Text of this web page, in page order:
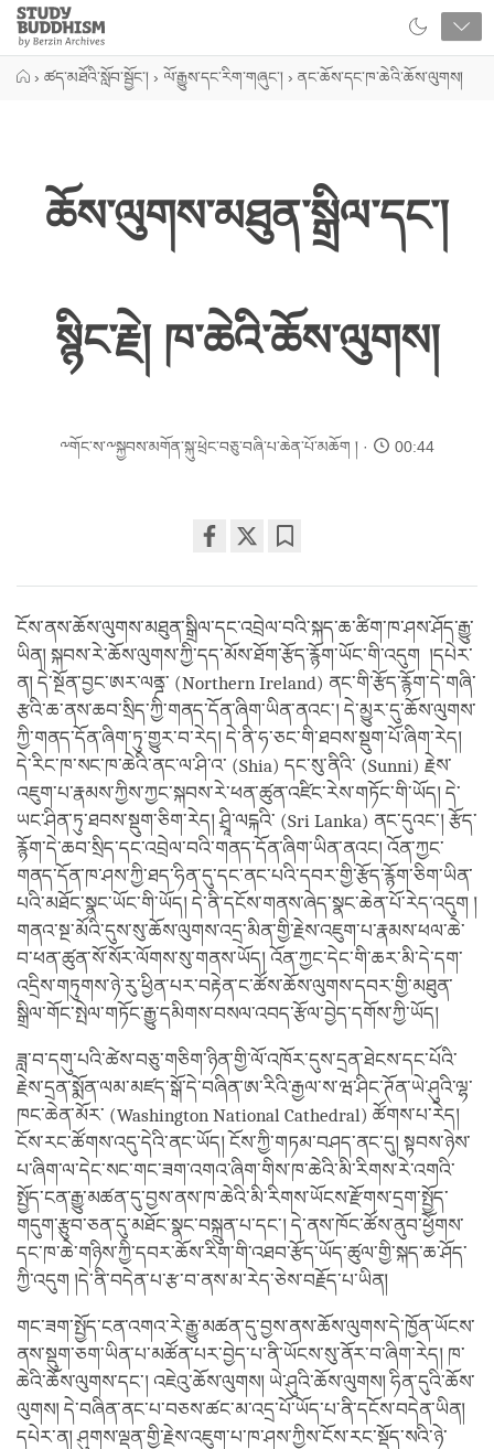
Close
Study
Buddhism
› ཚད་མཐོའི་སློབ་སྦྱོང་། › ལོ་རྒྱུས་དང་རིག་གཞུང་། › ནང་ཆོས་དང་ཁ་ཆེའི་ཆོས་ལུགས།
ཆོས་ལུགས་མཐུན་སྒྲིལ་དང་།
སྙིང་རྗེ། ཁ་ཆེའི་ཆོས་ལུགས།
༸གོང་ས་༸སྐྱབས་མགོན་སྐུ་ཕྲེང་བཅུ་བཞི་པ་ཆེན་པོ་མཆོག ། 00:44
on
facebook
ངོས་ནས་ཆོས་ལུགས་མཐུན་སྒྲིལ་དང་འབྲེལ་བའི་སྐད་ཆ་ཚིག་ཁ་ཤས་ཤོད་རྒྱུ་
ཡིན། སྐབས་རེ་ཆོས་ལུགས་ཀྱི་དད་མོས་ཐོག་རྩོད་རྙོག་ཡོང་གི་འདུག །དཔེར་
ན། དེ་སྔོན་བྱང་ཨར་ལནྜ་ (Northern Ireland) ནང་གི་རྩོད་རྙོག་དེ་གཞི་
རྩའི་ཆ་ནས་ཆབ་སྲིད་ཀྱི་གནད་དོན་ཞིག་ཡིན་ནའང་། དེ་མྱུར་དུ་ཆོས་ལུགས་
ཀྱི་གནད་དོན་ཞིག་ཏུ་གྱུར་བ་རེད། དེ་ནི་ཧ་ཅང་གི་ཐབས་སྡུག་པོ་ཞིག་རེད།
དེ་རིང་ཁ་སང་ཁ་ཆེའི་ནང་ལ་ཤི་འ་ (Shia) དང་སུ་ནིའི་ (Sunni) རྗེས་
འཇུག་པ་རྣམས་ཀྱིས་ཀྱང་སྐབས་རེ་ཕན་ཚུན་འཛིང་རེས་གཏོང་གི་ཡོད། དེ་
ཡང་ཤིན་ཏུ་ཐབས་སྡུག་ཅིག་རེད། ཤྲཱི་ལངྐའི་ (Sri Lanka) ནང་དུའང་། རྩོད་
རྙོག་དེ་ཆབ་སྲིད་དང་འབྲེལ་བའི་གནད་དོན་ཞིག་ཡིན་ནའང། འོན་ཀྱང་
གནད་དོན་ཁ་ཤས་ཀྱི་ཐད་ཧིན་དུ་དང་ནང་པའི་དབར་གྱི་རྩོད་རྙོག་ཅིག་ཡིན་
པའི་མཐོང་སྣང་ཡོང་གི་ཡོད། དེ་ནི་དངོས་གནས་ཞེད་སྣང་ཆེན་པོ་རེད་འདུག །
གནའ་སྔ་མོའི་དུས་སུ་ཆོས་ལུགས་འདྲ་མིན་གྱི་རྗེས་འཇུག་པ་རྣམས་ཕལ་ཆེ་
བ་ཕན་ཚུན་སོ་སོར་ལོགས་སུ་གནས་ཡོད། འོན་ཀྱང་དེང་གི་ཆར་མི་དེ་དག་
འདྲིས་གཏུགས་ཉེ་རུ་ཕྱིན་པར་བརྟེན་ང་ཚོས་ཆོས་ལུགས་དབར་གྱི་མཐུན་
སྒྲིལ་གོང་སྤེལ་གཏོང་རྒྱུ་དམིགས་བསལ་འབད་རྩོལ་བྱེད་དགོས་ཀྱི་ཡོད།
ཟླ་བ་དགུ་པའི་ཚེས་བཅུ་གཅིག་ཉིན་གྱི་ལོ་འཁོར་དུས་དྲན་ཐེངས་དང་པོའི་
རྗེས་དྲན་སྨོན་ལམ་མཛད་སྒོ་དེ་བཞིན་ཨ་རིའི་རྒྱལ་ས་ཝ་ཤིང་ཊོན་ཡེ་ཤུའི་ལྷ་
ཁང་ཆེན་མོར་ (Washington National Cathedral) ཚོགས་པ་རེད།
ངོས་རང་ཚོགས་འདུ་དེའི་ནང་ཡོད། ངོས་ཀྱི་གཏམ་བཤད་ནང་དུ། སྟབས་ཉེས་
པ་ཞིག་ལ་དེང་སང་གང་ཟག་འགའ་ཞིག་གིས་ཁ་ཆེའི་མི་རིགས་རེ་འགའི་
སྤྱོད་ངན་རྒྱུ་མཚན་དུ་བྱས་ནས་ཁ་ཆེའི་མི་རིགས་ཡོངས་རྫོགས་དྲག་སྤྱོད་
གདུག་རྩུབ་ཅན་དུ་མཐོང་སྣང་བསྐྲུན་པ་དང་། དེ་ནས་ཁོང་ཚོས་ནུབ་ཕྱོགས་
དང་ཁ་ཆེ་གཉིས་ཀྱི་དབར་ཆོས་རིག་གི་འཐབ་རྩོད་ཡོད་ཚུལ་གྱི་སྐད་ཆ་ཤོད་
ཀྱི་འདུག །དེ་ནི་བདེན་པ་རྩ་བ་ནས་མ་རེད་ཅེས་བརྗོད་པ་ཡིན།
གང་ཟག་སྤྱོད་ངན་འགའ་རེ་རྒྱུ་མཚན་དུ་བྱས་ནས་ཆོས་ལུགས་དེ་ཁྱོན་ཡོངས་
ནས་སྡུག་ཅག་ཡིན་པ་མཚོན་པར་བྱེད་པ་ནི་ཡོངས་སུ་ནོར་བ་ཞིག་རེད། ཁ་
ཆེའི་ཆོས་ལུགས་དང་། འཇེའུ་ཆོས་ལུགས། ཡེ་ཤུའི་ཆོས་ལུགས། ཧིན་དུའི་ཆོས་
ལུགས། དེ་བཞིན་ནང་པ་བཅས་ཚང་མ་འདྲ་པོ་ཡོད་པ་ནི་དངོས་བདེན་ཡིན།
དཔེར་ན། ཤུགས་ལྡན་གྱི་རྗེས་འཇུག་པ་ཁ་ཤས་ཀྱིས་ངོས་རང་སྡོད་སའི་ཉེ་